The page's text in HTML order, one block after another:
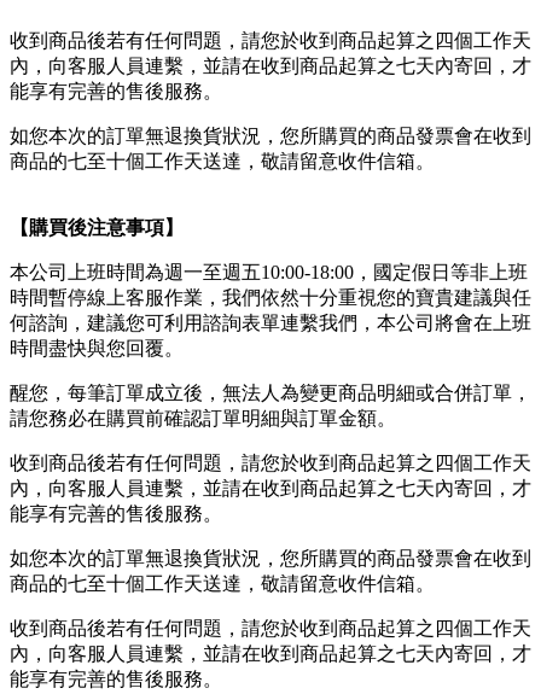
收到商品後若有任何問題，請您於收到商品起算之四個工作天
內，向客服人員連繫，並請在收到商品起算之七天內寄回，才
能享有完善的售後服務。
如您本次的訂單無退換貨狀況，您所購買的商品發票會在收到
商品的七至十個工作天送達，敬請留意收件信箱。
【購買後注意事項】
本公司上班時間為週一至週五10:00-18:00，國定假日等非上班
時間暫停線上客服作業，我們依然十分重視您的寶貴建議與任
何諮詢，建議您可利用諮詢表單連繫我們，本公司將會在上班
時間盡快與您回覆。
醒您，每筆訂單成立後，無法人為變更商品明細或合併訂單，
請您務必在購買前確認訂單明細與訂單金額。
收到商品後若有任何問題，請您於收到商品起算之四個工作天
內，向客服人員連繫，並請在收到商品起算之七天內寄回，才
能享有完善的售後服務。
如您本次的訂單無退換貨狀況，您所購買的商品發票會在收到
商品的七至十個工作天送達，敬請留意收件信箱。
收到商品後若有任何問題，請您於收到商品起算之四個工作天
內，向客服人員連繫，並請在收到商品起算之七天內寄回，才
能享有完善的售後服務。